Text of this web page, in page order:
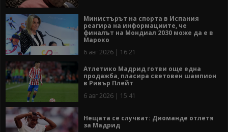
Министърът на спорта в Испания
реагира на информациите, че
финалът на Мондиал 2030 може да е в
Мароко
6 авг 2026 | 16:21
Атлетико Мадрид готви още една
продажба, пласира световен шампион
в Ривър Плейт
6 авг 2026 | 15:41
Нещата се случват: Диоманде отлетя
за Мадрид